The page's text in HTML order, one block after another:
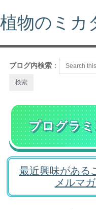
植物のミカ
ブログ内検索 ：
プログラ
最近興味がある
メルマ